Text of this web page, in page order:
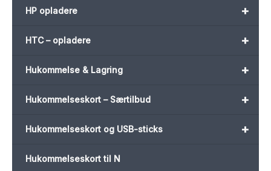
+
HP opladere
+
HTC – opladere
+
Hukommelse & Lagring
+
Hukommelseskort – Særtilbud
+
Hukommelseskort og USB-sticks
Hukommelseskort til N